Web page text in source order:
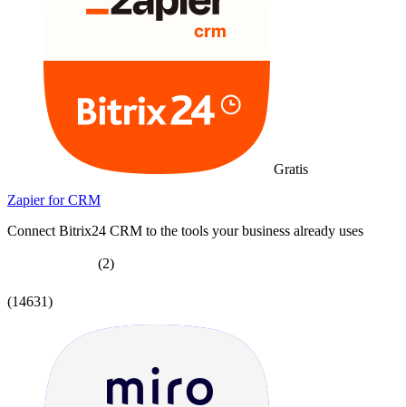
Gratis
Zapier for CRM
Connect Bitrix24 CRM to the tools your business already uses
(2)
(14631)